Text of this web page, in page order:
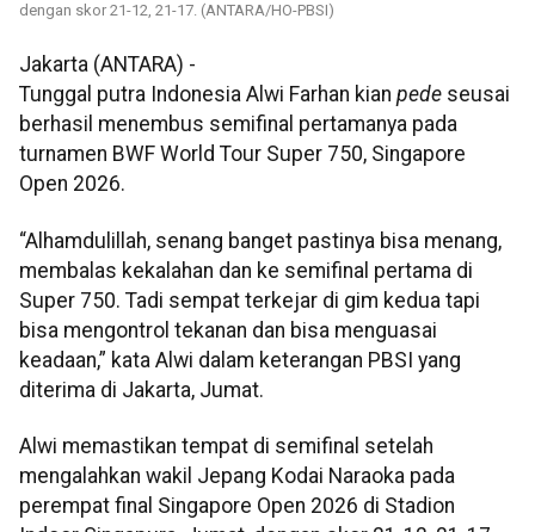
dengan skor 21-12, 21-17. (ANTARA/HO-PBSI)
Jakarta (ANTARA) -
Tunggal putra Indonesia Alwi Farhan kian pede seusai
berhasil menembus semifinal pertamanya pada
turnamen BWF World Tour Super 750, Singapore
Open 2026.
“Alhamdulillah, senang banget pastinya bisa menang,
membalas kekalahan dan ke semifinal pertama di
Super 750. Tadi sempat terkejar di gim kedua tapi
bisa mengontrol tekanan dan bisa menguasai
keadaan,” kata Alwi dalam keterangan PBSI yang
diterima di Jakarta, Jumat.
Alwi memastikan tempat di semifinal setelah
mengalahkan wakil Jepang Kodai Naraoka pada
perempat final Singapore Open 2026 di Stadion